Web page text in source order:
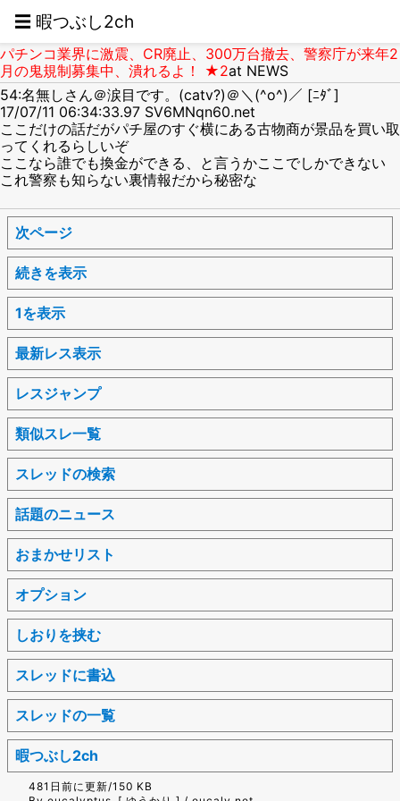
☰ 暇つぶし2ch
パチンコ業界に激震、CR廃止、300万台撤去、警察庁が来年2
月の鬼規制募集中、潰れるよ！ ★2at NEWS
54:名無しさん＠涙目です。(catv?)＠＼(^o^)／ [ﾆﾀﾞ]
17/07/11 06:34:33.97 SV6MNqn60.net
ここだけの話だがパチ屋のすぐ横にある古物商が景品を買い取
ってくれるらしいぞ
ここなら誰でも換金ができる、と言うかここでしかできない
これ警察も知らない裏情報だから秘密な
次ページ
続きを表示
1を表示
最新レス表示
レスジャンプ
類似スレ一覧
スレッドの検索
話題のニュース
おまかせリスト
オプション
しおりを挟む
スレッドに書込
スレッドの一覧
暇つぶし2ch
481日前に更新/150 KB